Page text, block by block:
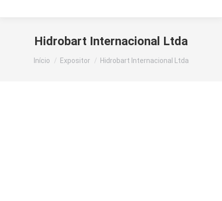
Hidrobart Internacional Ltda
Você está aqui:
Início Expositor Hidrobart Internacional Ltda